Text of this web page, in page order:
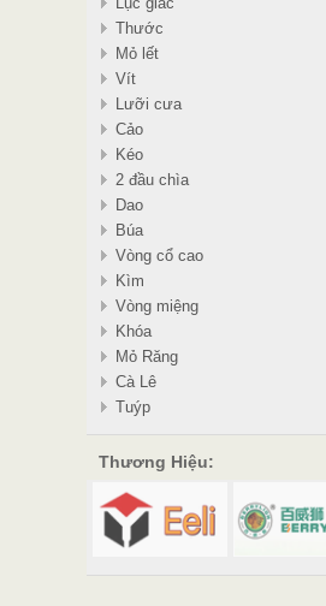
Thước
Mỏ lết
Vít
Lưỡi cưa
Cảo
Kéo
2 đầu chìa
Dao
Búa
Vòng cổ cao
Kìm
Vòng miệng
Khóa
Mỏ Răng
Cà Lê
Tuýp
Thương Hiệu: